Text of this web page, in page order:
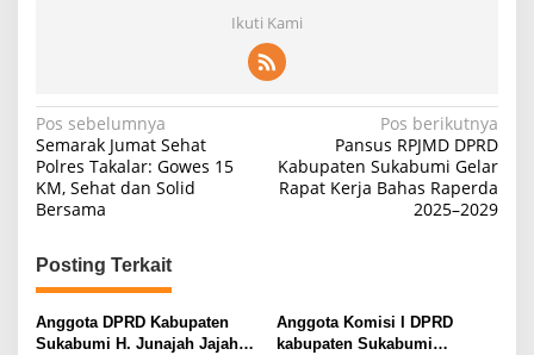
Ikuti Kami
Navigasi
pos
Pos sebelumnya
Semarak Jumat Sehat
Polres Takalar: Gowes 15
KM, Sehat dan Solid
Bersama
Pos berikutnya
Pansus RPJMD DPRD
Kabupaten Sukabumi Gelar
Rapat Kerja Bahas Raperda
2025–2029
Posting Terkait
Anggota DPRD Kabupaten
Sukabumi H. Junajah Jajah
Anggota Komisi I DPRD
kabupaten Sukabumi